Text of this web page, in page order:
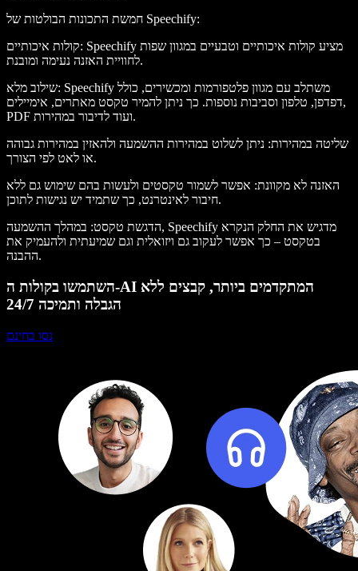
חמשת התכונות הבולטות של Speechify:
קולות איכותיים: Speechify מציע קולות איכותיים וטבעיים במגוון שפות
לחוויית האזנה נעימה ומובנת.
שילוב מלא: Speechify משתלב עם מגוון פלטפורמות ומכשירים, כולל
דפדפן, טלפון וסביבות נוספות. כך ניתן להמיר טקסט מאתרים, אימיילים,
PDF ועוד לדיבור במהירות.
שליטה במהירות: ניתן לשלוט במהירות ההשמעה ולהאזין במהירות גבוהה
או לאט לפי הצורך.
האזנה לא מקוונת: אפשר לשמור טקסטים ולעשות בהם שימוש גם ללא
חיבור לאינטרנט, כך שתמיד יש נגישות לתוכן.
הדגשת טקסט: במהלך ההשמעה, Speechify מדגיש את החלק הנקרא
בטקסט – כך אפשר לעקוב גם ויזואלית וגם שמיעתית ולהעמיק את
ההבנה.
השתמשו בקולות ה-AI המתקדמים ביותר, קבצים ללא
הגבלה ותמיכה 24/7
נסו בחינם